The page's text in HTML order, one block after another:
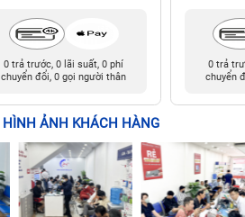
0 trả trước, 0 lãi suất, 0 phí
chuyển đổi, 0 gọi người thân
0 trả
chuyển
HÌNH ẢNH KHÁCH HÀNG